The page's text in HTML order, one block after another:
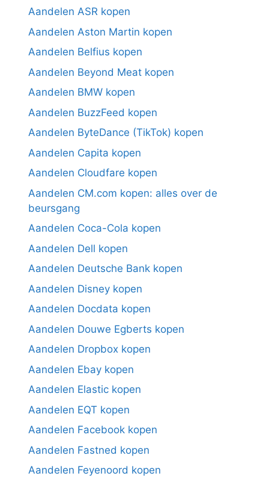
Aandelen ASR kopen
Aandelen Aston Martin kopen
Aandelen Belfius kopen
Aandelen Beyond Meat kopen
Aandelen BMW kopen
Aandelen BuzzFeed kopen
Aandelen ByteDance (TikTok) kopen
Aandelen Capita kopen
Aandelen Cloudfare kopen
Aandelen CM.com kopen: alles over de
beursgang
Aandelen Coca-Cola kopen
Aandelen Dell kopen
Aandelen Deutsche Bank kopen
Aandelen Disney kopen
Aandelen Docdata kopen
Aandelen Douwe Egberts kopen
Aandelen Dropbox kopen
Aandelen Ebay kopen
Aandelen Elastic kopen
Aandelen EQT kopen
Aandelen Facebook kopen
Aandelen Fastned kopen
Aandelen Feyenoord kopen